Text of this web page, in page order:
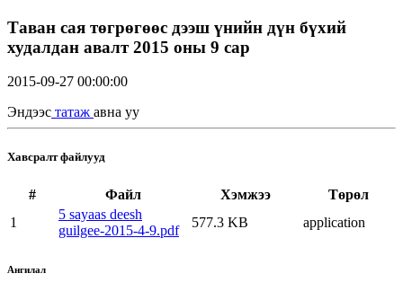
Таван сая төгрөгөөс дээш үнийн дүн бүхий
худалдан авалт 2015 оны 9 сар
2015-09-27 00:00:00
Эндээс татаж авна уу
Хавсралт файлууд
# Файл Хэмжээ
Төрөл
1
5 sayaas deesh
guilgee-2015-4-9.pdf
577.3 KB application
Ангилал